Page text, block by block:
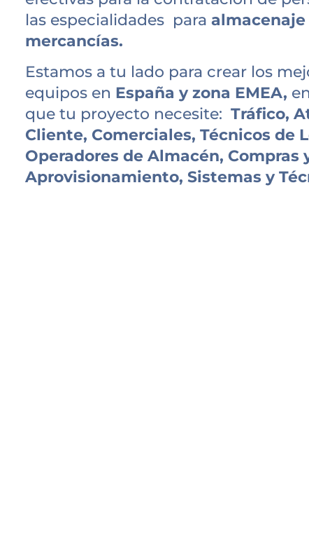
las especialidades para
mercancías.
Estamos a tu lado para crear los
equipos en España y zona EMEA,
que tu proyecto necesite: Tráfico,
Cliente, Comerciales, Técnicos de
Operadores de Almacén, Compras
Aprovisionamiento, Sistemas y